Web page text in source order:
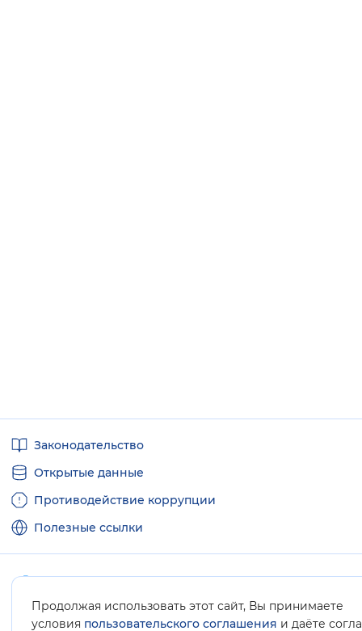
Продолжая использовать этот сайт, Вы принимаете
условия пользовательского соглашения и даёте
ссылкиЗаконодательство
Открытые данные
Противодействие коррупции
Полезные ссылки
Карта сайта